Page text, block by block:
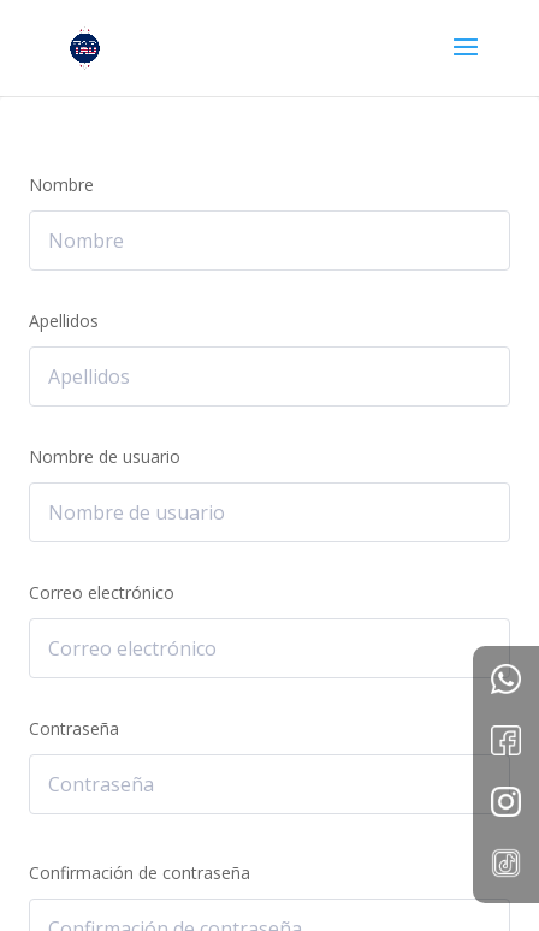
Nombre
Apellidos
Nombre de usuario
Correo electrónico
Contraseña
Confirmación de contraseña